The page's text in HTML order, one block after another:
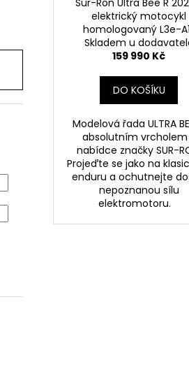
Sur-Ron Ultra Bee R
elektrický motocykl
homologovaný L3e-
Skladem u
159 990 Kč
DO KOŠÍKU
Modelová řada ULTRA
absolutním
nabídce značky SUR-
Projeďte se jako na
enduru a ochutnejte
nepoznanou sílu
elektromotoru.